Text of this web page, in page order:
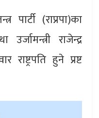
पार्टी (राप्रपा)का
राजेन्द्र
हुने प्रष्ट